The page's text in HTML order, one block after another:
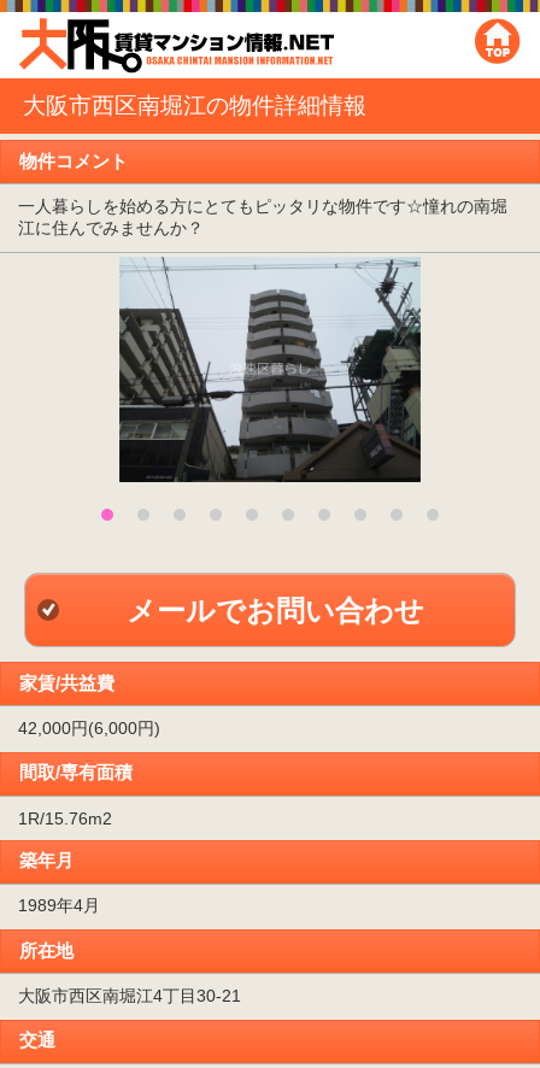
大阪市西区南堀江の物件詳細情報
物件コメント
一人暮らしを始める方にとてもピッタリな物件です☆憧れの南堀
江に住んでみませんか？
メールでお問い合わせ
家賃/共益費
42,000円(6,000円)
間取/専有面積
1R/15.76m2
築年月
1989年4月
所在地
大阪市西区南堀江4丁目30-21
交通